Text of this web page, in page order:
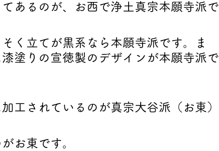
あるのが、お西で浄土真宗本願寺派で
く立てが黒系なら本願寺派です。ま
塗りの宣徳製のデザインが本願寺派で
工されているのが真宗大谷派（お東）
お東です。